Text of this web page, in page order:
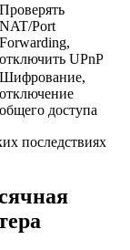
Проверять
NAT/Port
Forwarding,
отключить UPnP
Шифрование,
отключение
общего доступа
последствиях